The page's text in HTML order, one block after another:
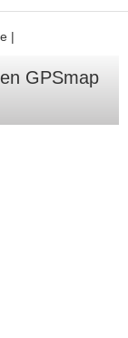
|
GPSmap